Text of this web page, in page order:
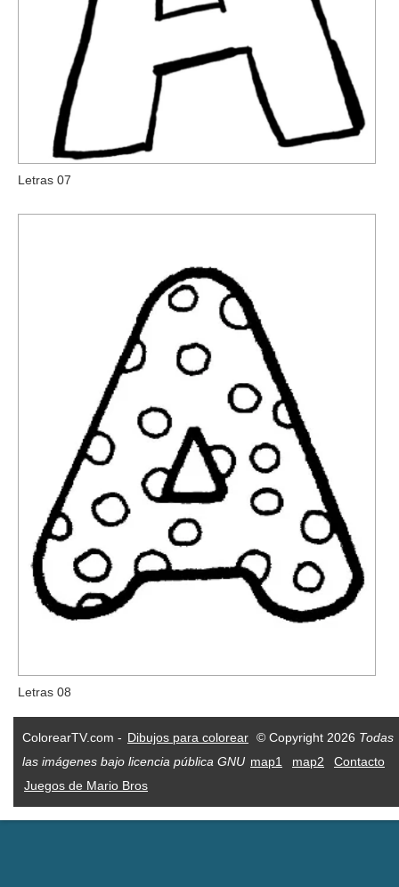
Letras 07
Letras 08
ColorearTV.com - Dibujos para colorear © Copyright 2026 Todas
las imágenes bajo licencia pública GNU map1 map2
Contacto
Juegos de Mario Bros